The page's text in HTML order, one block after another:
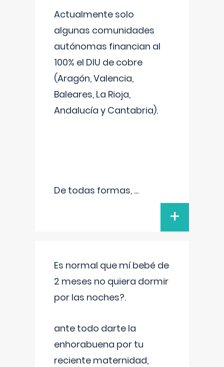
Actualmente solo
algunas comunidades
autónomas financian al
100% el DIU de cobre
(Aragón, Valencia,
Baleares, La Rioja,
Andalucía y Cantabria).
De todas formas, ...
+
Es normal que mí bebé de
2 meses no quiera dormir
por las noches?.
ante todo darte la
enhorabuena por tu
reciente maternidad,